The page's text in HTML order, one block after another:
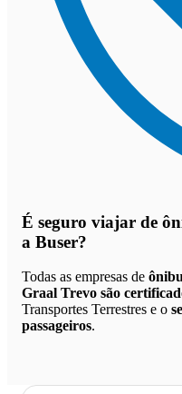
É seguro viajar de
a Buser?
Todas as empresas de
Graal Trevo são
Transportes Terrestres e o
passageiros.